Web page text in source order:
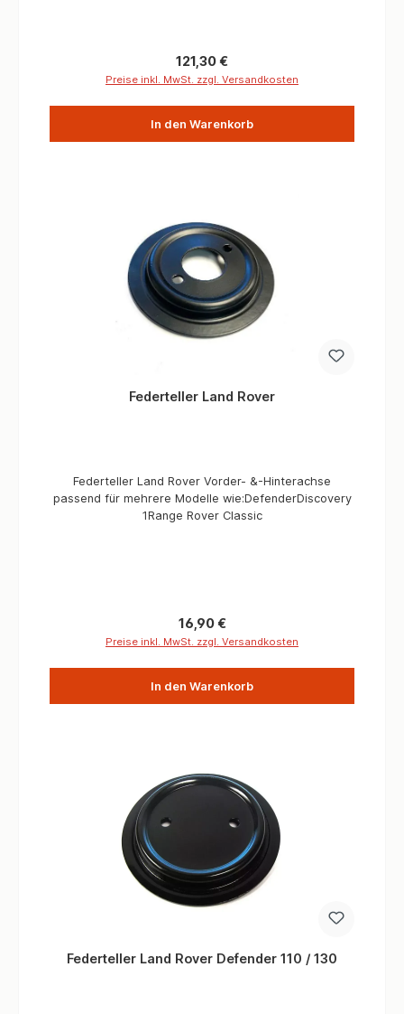
Regulärer Preis:
121,30 €
Preise inkl. MwSt. zzgl. Versandkosten
In den Warenkorb
Federteller Land Rover
Federteller Land Rover Vorder- &-Hinterachse
passend für mehrere Modelle wie:DefenderDiscovery
1Range Rover Classic
Regulärer Preis:
16,90 €
Preise inkl. MwSt. zzgl. Versandkosten
In den Warenkorb
Federteller Land Rover Defender 110 / 130